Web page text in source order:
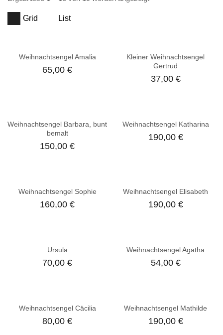
Grid List
Weihnachtsengel Amalia
65,00€
Kleiner Weihnachtsengel
Gertrud
37,00 €
Weihnachtsengel Barbara, bunt
bemalt
150,00€
Weihnachtsengel Katharina
190,00 €
Weihnachtsengel Sophie
160,00€
Weihnachtsengel Elisabeth
190,00 €
Ursula
70,00€
Weihnachtsengel Agatha
54,00 €
Weihnachtsengel Cäcilia
80,00€
Weihnachtsengel Mathilde
190,00 €